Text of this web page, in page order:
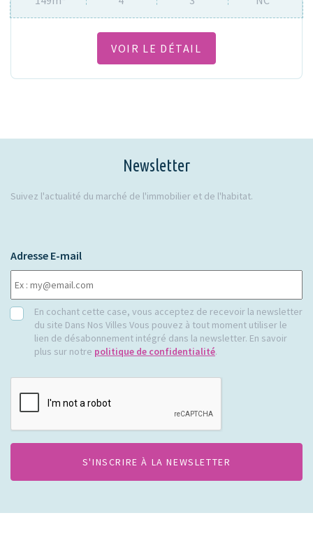
VOIR LE DÉTAIL
Newsletter
Suivez l'actualité du marché de l'immobilier et de l'habitat.
Adresse E-mail
RGPDEn cochant cette case, vous acceptez de recevoir la newsletter
du site Dans Nos Villes Vous pouvez à tout moment utiliser le
lien de désabonnement intégré dans la newsletter. En savoir
plus sur notre politique de confidentialité.
CAPTCHA